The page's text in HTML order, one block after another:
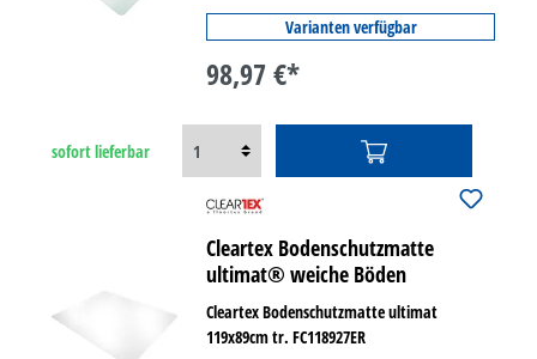
Varianten verfügbar
98,97 €*
sofort lieferbar
Cleartex Bodenschutzmatte
ultimat® weiche Böden
Cleartex Bodenschutzmatte ultimat
119x89cm tr. FC118927ER